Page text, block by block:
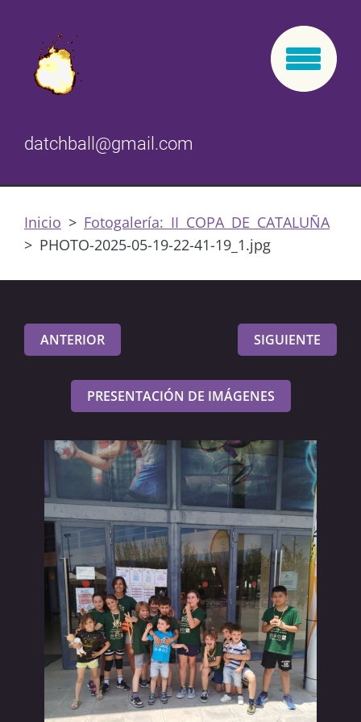
datchball@gmail.com
Inicio > Fotogalería: II COPA DE CATALUÑA
> PHOTO-2025-05-19-22-41-19_1.jpg
ANTERIOR SIGUIENTE
PRESENTACIÓN DE IMÁGENES